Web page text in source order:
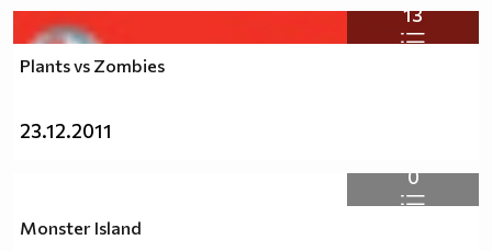
13
Plants vs Zombies
23.12.2011
0
Monster Island